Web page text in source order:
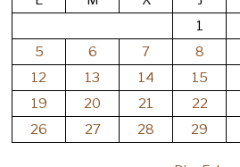
1
5
6 7 8
12
13 14 15
19
20 21 22
26
27 28 29